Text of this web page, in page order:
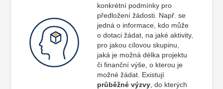
konkrétní podmínky pro
předložení žádosti. Např. se
jedná o informace, kdo může
o dotaci žádat, na jaké aktivity,
pro jakou cílovou skupinu,
jaká je možná délka projektu
či finanční výše, o kterou je
možné žádat. Existují
průběžné výzvy , do kterých